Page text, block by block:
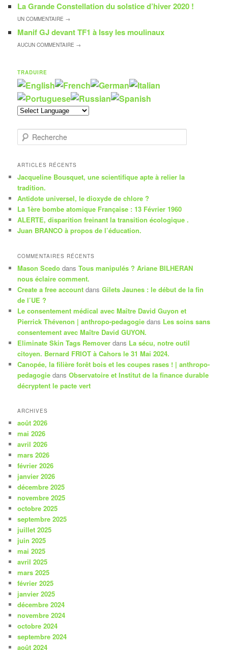
La Grande Constellation du solstice d’hiver 2020 !
UNCOMMENTAIRE →
Manif GJ devant TF1 à Issy les moulinaux
AUCUNCOMMENTAIRE →
TRADUIRE
e
h
r
c
h
e
ARTICLES RÉCENTS
Jacqueline Bousquet, une scientifique apte à relier la
tradition.
Antidote universel, le dioxyde de chlore ?
La 1ère bombe atomique Française : 13 Février 1960
ALERTE, disparition freinant la transition écologique .
Juan BRANCO à propos de l’éducation.
COMMENTAIRES RÉCENTS
Mason Scedo dansTous manipulés ? Ariane BILHERAN
nous éclaire comment.
Create a free account dansGilets Jaunes : le début de la fin
de l’UE ?
Le consentement médical avec Maître David Guyon et
Pierrick Thévenon | anthropo-pedagogie dans Les soins sans
consentement avec Maître David GUYON.
Eliminate Skin Tags Remover dans La sécu, notre outil
citoyen. Bernard FRIOT à Cahors le 31 Mai 2024.
Canopée, la filière forêt bois et les coupes rases ! | anthropo-
pedagogie dansObservatoire et Institut de la finance durable
décryptent le pacte vert
ARCHIVES
août 2026
mai 2026
avril 2026
mars 2026
février 2026
janvier 2026
décembre 2025
novembre 2025
octobre 2025
septembre 2025
juillet 2025
juin 2025
mai 2025
avril 2025
mars 2025
février 2025
janvier 2025
décembre 2024
novembre 2024
octobre 2024
septembre 2024
août 2024